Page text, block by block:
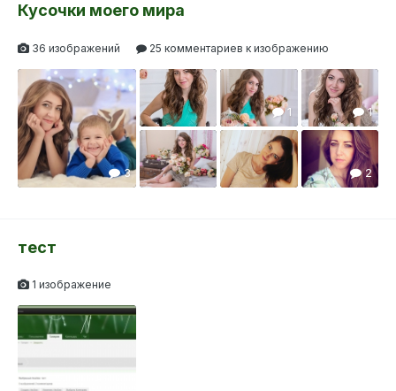
1 2 1
1
Кусочки моего мира
36 изображений 25 комментариев к изображению
3
1 1
2
тест
1 изображение